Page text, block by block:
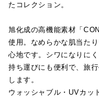
たコレクション。
旭化成の高機能素材「
使用。なめらかな肌当た
心地です。シワになりに
持ち運びにも便利で、旅
します。
ウォッシャブル・UVカッ